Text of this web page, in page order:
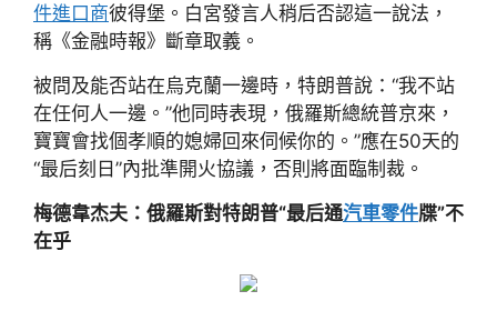
件進口商彼得堡。白宮發言人稍后否認這一說法，
稱《金融時報》斷章取義。
被問及能否站在烏克蘭一邊時，特朗普說：“我不站
在任何人一邊。”他同時表現，俄羅斯總統普京來，
寶寶會找個孝順的媳婦回來伺候你的。”應在50天的
“最后刻日”內批準開火協議，否則將面臨制裁。
梅德韋杰夫：俄羅斯對特朗普“最后通汽車零件牒”不
在乎